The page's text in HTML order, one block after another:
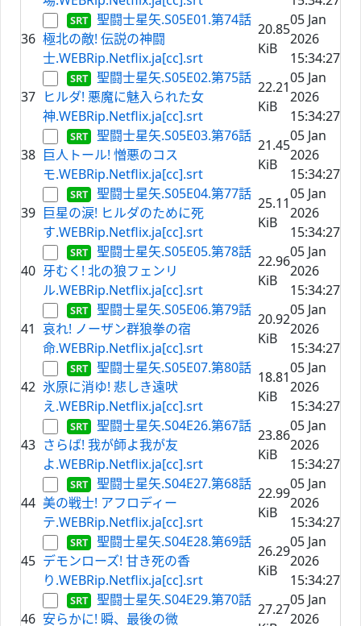
36
聖闘士星矢.S05E01.第74話
極北の敵! 伝説の神闘
士.WEBRip.Netflix.ja[cc].srt
20.85
KiB
05 Jan
2026
15:34:27
37
聖闘士星矢.S05E02.第75話
ヒルダ! 悪魔に魅入られた女
神.WEBRip.Netflix.ja[cc].srt
22.21
KiB
05 Jan
2026
15:34:27
38
聖闘士星矢.S05E03.第76話
巨人トール! 憎悪のコス
モ.WEBRip.Netflix.ja[cc].srt
21.45
KiB
05 Jan
2026
15:34:27
39
聖闘士星矢.S05E04.第77話
巨星の涙! ヒルダのために死
す.WEBRip.Netflix.ja[cc].srt
25.11
KiB
05 Jan
2026
15:34:27
40
聖闘士星矢.S05E05.第78話
牙むく! 北の狼フェンリ
ル.WEBRip.Netflix.ja[cc].srt
22.96
KiB
05 Jan
2026
15:34:27
41
聖闘士星矢.S05E06.第79話
哀れ! ノーザン群狼拳の宿
命.WEBRip.Netflix.ja[cc].srt
20.92
KiB
05 Jan
2026
15:34:27
42
聖闘士星矢.S05E07.第80話
氷原に消ゆ! 悲しき遠吠
え.WEBRip.Netflix.ja[cc].srt
18.81
KiB
05 Jan
2026
15:34:27
43
聖闘士星矢.S04E26.第67話
さらば! 我が師よ我が友
よ.WEBRip.Netflix.ja[cc].srt
23.86
KiB
05 Jan
2026
15:34:27
44
聖闘士星矢.S04E27.第68話
美の戦士! アフロディー
テ.WEBRip.Netflix.ja[cc].srt
22.99
KiB
05 Jan
2026
15:34:27
45
聖闘士星矢.S04E28.第69話
デモンローズ! 甘き死の香
り.WEBRip.Netflix.ja[cc].srt
26.29
KiB
05 Jan
2026
15:34:27
46
聖闘士星矢.S04E29.第70話
安らかに! 瞬、最後の微
27.27
05 Jan
2026